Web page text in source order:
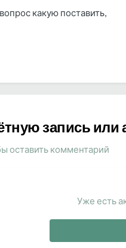
какую поставить,
запись или
оставить комментарий
Уже есть